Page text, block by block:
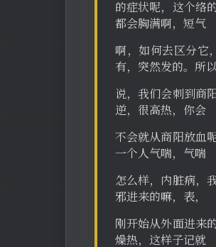
的症状呢，这个络
都会胸满啊，短气
啊，如何去区分它
有，突然发的。所
说，我们会刺到商
逆，很高热，你会
不会就从商阳放血
一个人气喘，气喘
怎么样，内脏病，
邪进来的嘛，表，
刚开始从外面进来
燥热，这样子记就